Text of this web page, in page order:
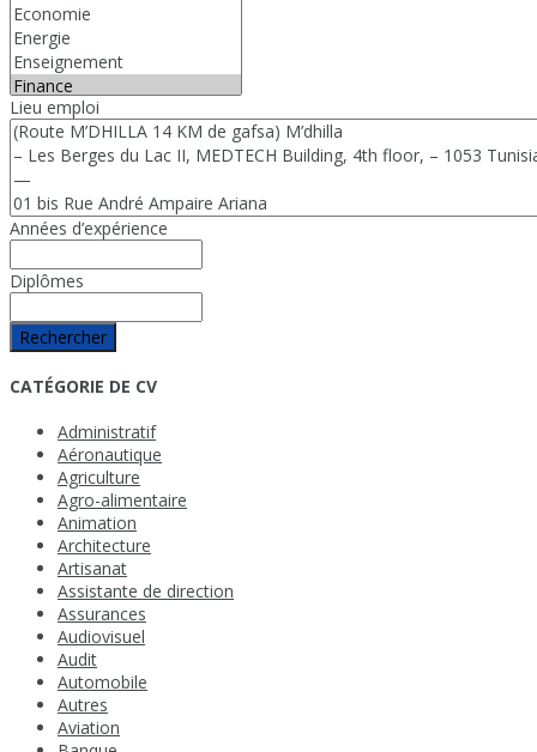
Lieu emploi
Années d’expérience
Diplômes
Rechercher
CATÉGORIE DE CV
Administratif
Aéronautique
Agriculture
Agro-alimentaire
Animation
Architecture
Artisanat
Assistante de direction
Assurances
Audiovisuel
Audit
Automobile
Autres
Aviation